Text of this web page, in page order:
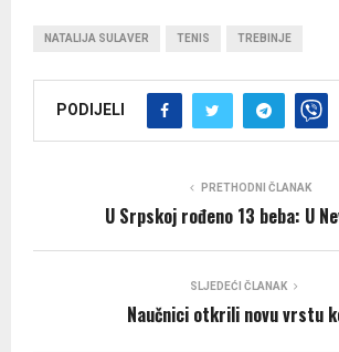
NATALIJA SULAVER TENIS TREBINJE
PODIJELI
PRETHODNI ČLANAK
U Srpskoj rođeno 13 beba: U
SLJEDEĆI ČLANAK
Naučnici otkrili novu vrstu